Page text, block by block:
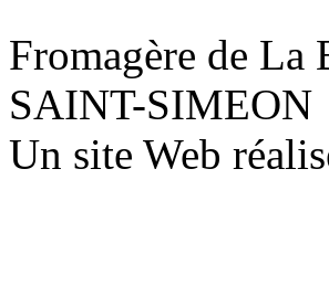
Fromagère de
SAINT-SIMEON
Un site Web